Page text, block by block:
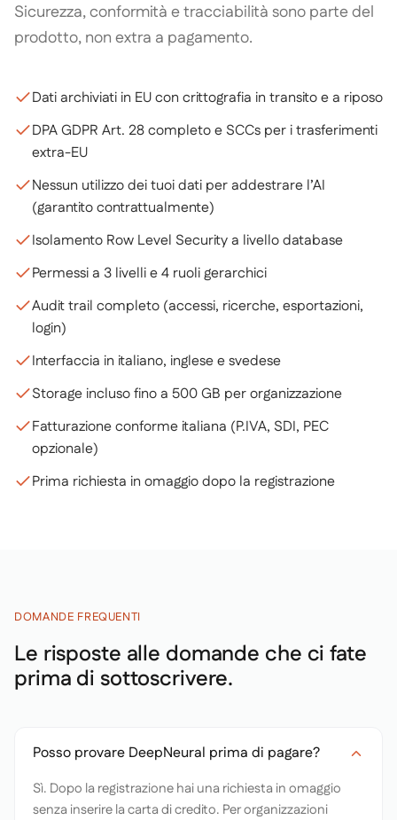
Sicurezza, conformità e tracciabilità sono parte del
prodotto, non extra a pagamento.
Dati archiviati in EU con crittografia in transito e a riposo
DPA GDPR Art. 28 completo e SCCs per i trasferimenti
extra-EU
Nessun utilizzo dei tuoi dati per addestrare l’AI
(garantito contrattualmente)
Isolamento Row Level Security a livello database
Permessi a 3 livelli e 4 ruoli gerarchici
Audit trail completo (accessi, ricerche, esportazioni,
login)
Interfaccia in italiano, inglese e svedese
Storage incluso fino a 500 GB per organizzazione
Fatturazione conforme italiana (P.IVA, SDI, PEC
opzionale)
Prima richiesta in omaggio dopo la registrazione
DOMANDE FREQUENTI
Le risposte alle domande che ci fate
prima di sottoscrivere.
Posso provare DeepNeural prima di pagare?
Sì. Dopo la registrazione hai una richiesta in omaggio
senza inserire la carta di credito. Per organizzazioni